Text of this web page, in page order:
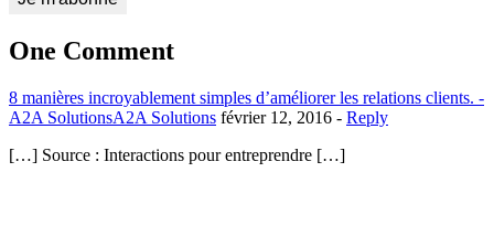
One Comment
8 manières incroyablement simples d’améliorer les relations clients. -
A2A SolutionsA2A Solutions février 12, 2016 - Reply
[…] Source : Interactions pour entreprendre […]